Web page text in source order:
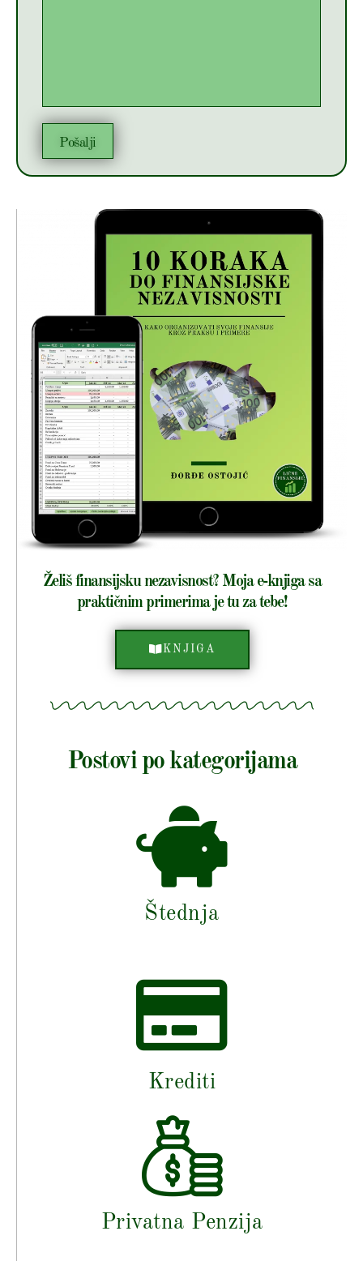
Želiš finansijsku nezavisnost? Moja e-knjiga sa
praktičnim primerima je tu za tebe!
KNJIGA
Postovi po kategorijama
Štednja
Krediti
Privatna Penzija